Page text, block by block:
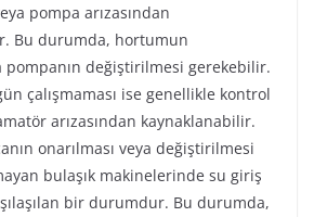
pompa arızasından
Bu durumda, hortumun
pompanın değiştirilmesi gerekebilir.
çalışmaması ise genellikle kontrol
arızasından kaynaklanabilir.
onarılması veya değiştirilmesi
bulaşık makinelerinde su giriş
bir durumdur. Bu durumda,